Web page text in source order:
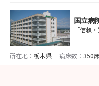
国立病
所在地： 栃木県 病床数： 350床